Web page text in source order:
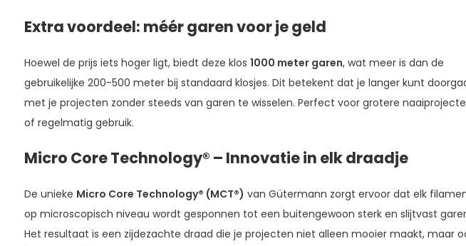
Extra voordeel: méér garen voor je geld
Hoewel de prijs iets hoger ligt, biedt deze klos 1000 meter garen, wat meer is dan de
gebruikelijke 200-500 meter bij standaard klosjes. Dit betekent dat je langer kunt
met je projecten zonder steeds van garen te wisselen. Perfect voor grotere
of regelmatig gebruik.
Micro Core Technology® – Innovatie in elk draadje
De unieke Micro Core Technology® (MCT®) van Gütermann zorgt ervoor dat elk
op microscopisch niveau wordt gesponnen tot een buitengewoon sterk en slijtvast
Het resultaat is een zijdezachte draad die je projecten niet alleen mooier maakt, maar